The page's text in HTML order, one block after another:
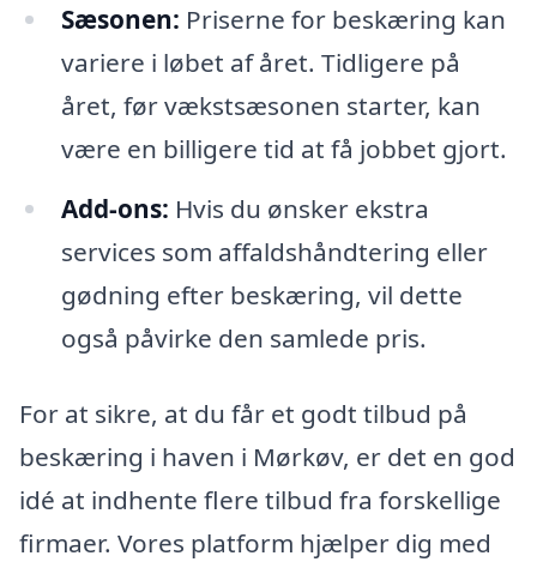
Sæsonen: Priserne for beskæring kan
variere i løbet af året. Tidligere på
året, før vækstsæsonen starter, kan
være en billigere tid at få jobbet gjort.
Add-ons: Hvis du ønsker ekstra
services som affaldshåndtering eller
gødning efter beskæring, vil dette
også påvirke den samlede pris.
For at sikre, at du får et godt tilbud på
beskæring i haven i Mørkøv, er det en god
idé at indhente flere tilbud fra forskellige
firmaer. Vores platform hjælper dig med